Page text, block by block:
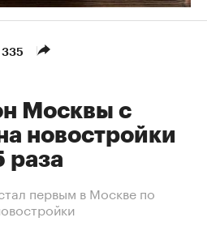
335
Москвы с
новостройки
раза
первым в Москве по